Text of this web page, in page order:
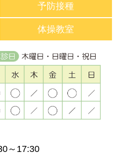
予防接種
体操教室
～17:30